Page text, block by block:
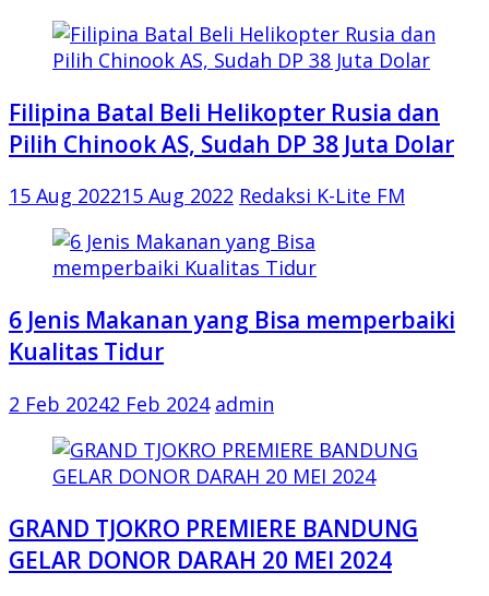
Filipina Batal Beli Helikopter Rusia dan
Pilih Chinook AS, Sudah DP 38 Juta Dolar
15 Aug 202215 Aug 2022 Redaksi K-Lite FM
6 Jenis Makanan yang Bisa memperbaiki
Kualitas Tidur
2 Feb 20242 Feb 2024 admin
GRAND TJOKRO PREMIERE BANDUNG
GELAR DONOR DARAH 20 MEI 2024